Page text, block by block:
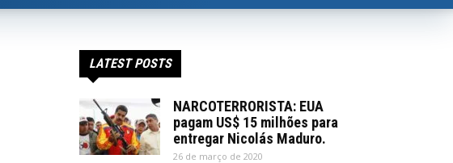
LATEST POSTS
NARCOTERRORISTA: EUA
pagam US$ 15 milhões para
entregar Nicolás Maduro.
26 de março de 2020